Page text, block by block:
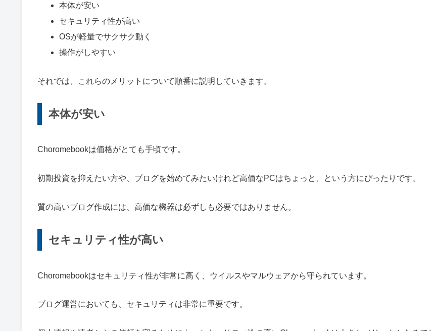
本体が安い
セキュリティ性が高い
OSが軽量でサクサク動く
操作がしやすい
それでは、これらのメリットについて順番に説明していきます。
本体が安い
Choromebookは価格がとても手頃です。
初期投資を抑えたい方や、ブログを始めてみたいけれど高価なPCはちょっと、という方にぴったりです。
質の高いブログ作成には、高価な機器は必ずしも必要ではありません。
セキュリティ性が高い
Choromebookはセキュリティ性が非常に高く、ウイルスやマルウェアから守られています。
ブログ運営においても、セキュリティは非常に重要です。